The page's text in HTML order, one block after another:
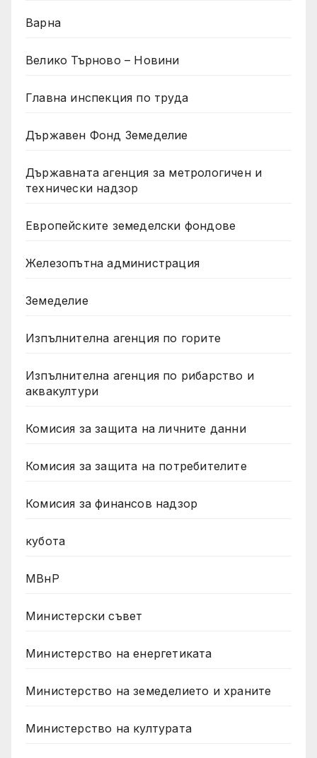
Варна
Велико Търново – Новини
Главна инспекция по труда
Държавен Фонд Земеделие
Държавната агенция за метрологичен и
технически надзор
Европейските земеделски фондове
Железопътна администрация
Земеделие
Изпълнителна агенция по горите
Изпълнителна агенция по рибарство и
аквакултури
Комисия за защита на личните данни
Комисия за защита на потребителите
Комисия за финансов надзор
кубота
МВнР
Министерски съвет
Министерство на енергетиката
Министерство на земеделието и храните
Министерство на културата